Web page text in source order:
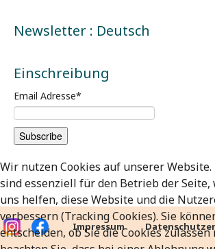
Newsletter : Deutsch
Einschreibung
Email Adresse*
Impressum
Wir nutzen Cookies auf unserer
sind essenziell für den Betrieb der Seite,
uns helfen, diese Website und die
verbessern (Tracking Cookies). Sie
entscheiden, ob Sie die Cookies